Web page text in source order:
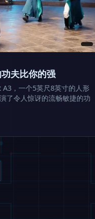
夫比你的强
，一个5英尺8英寸的人形
了令人惊讶的流畅敏捷的功